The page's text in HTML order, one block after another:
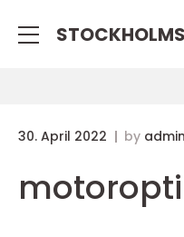
30. April 2022 by admin